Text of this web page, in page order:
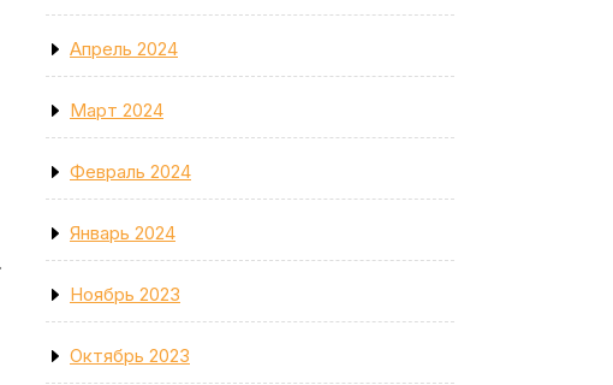
Апрель 2024
Март 2024
Февраль 2024
Январь 2024
Ноябрь 2023
Октябрь 2023